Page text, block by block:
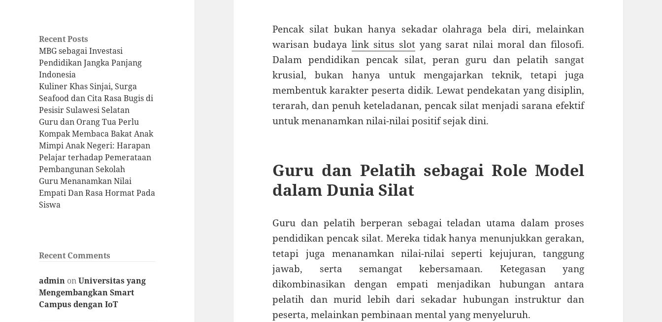
Recent Posts
MBG sebagai Investasi
Pendidikan Jangka Panjang
Indonesia
Kuliner Khas Sinjai, Surga
Seafood dan Cita Rasa Bugis di
Pesisir Sulawesi Selatan
Guru dan Orang Tua Perlu
Kompak Membaca Bakat Anak
Mimpi Anak Negeri: Harapan
Pelajar terhadap Pemerataan
Pembangunan Sekolah
Guru Menanamkan Nilai
Empati Dan Rasa Hormat Pada
Siswa
Recent Comments
admin onUniversitas yang
Mengembangkan Smart
Campus dengan IoT
Pencak silat bukan hanya sekadar olahraga bela diri, melainkan
warisan budayalink situs slotyang sarat nilai moral dan filosofi.
Dalam pendidikan pencak silat, peran guru dan pelatih sangat
krusial, bukan hanya untuk mengajarkan teknik, tetapi juga
membentuk karakter peserta didik. Lewat pendekatan yang disiplin,
terarah, dan penuh keteladanan, pencak silat menjadi sarana efektif
untuk menanamkan nilai-nilai positif sejak dini.
Guru dan Pelatih sebagai Role Model
dalam Dunia Silat
Guru dan pelatih berperan sebagai teladan utama dalam proses
pendidikan pencak silat. Mereka tidak hanya menunjukkan gerakan,
tetapi juga menanamkan nilai-nilai seperti kejujuran, tanggung
jawab, serta semangat kebersamaan. Ketegasan yang
dikombinasikan dengan empati menjadikan hubungan antara
pelatih dan murid lebih dari sekadar hubungan instruktur dan
peserta, melainkan pembinaan mental yang menyeluruh.